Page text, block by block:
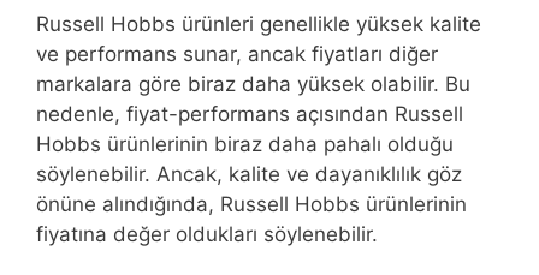
Russell Hobbs ürünleri genellikle yüksek kalite
ve performans sunar, ancak fiyatları diğer
markalara göre biraz daha yüksek olabilir. Bu
nedenle, fiyat-performans açısından Russell
Hobbs ürünlerinin biraz daha pahalı olduğu
söylenebilir. Ancak, kalite ve dayanıklılık göz
önüne alındığında, Russell Hobbs ürünlerinin
fiyatına değer oldukları söylenebilir.